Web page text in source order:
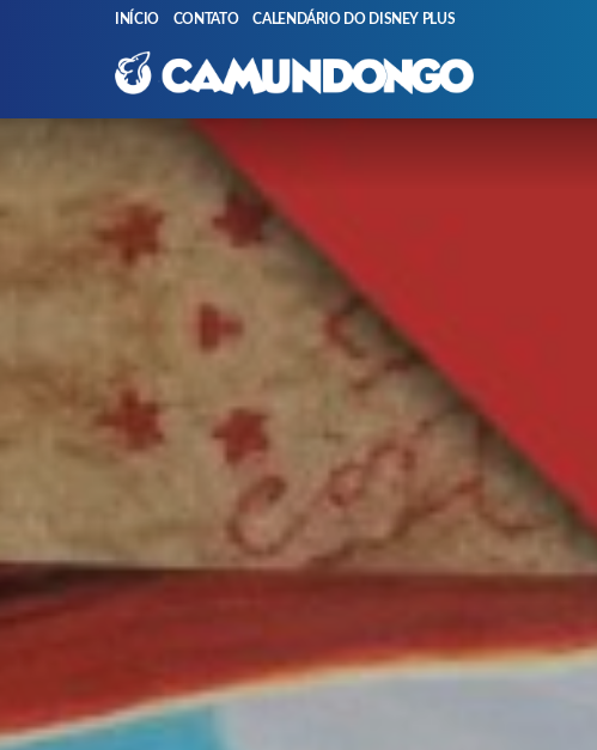
INÍCIO CONTATO CALENDÁRIO DO DISNEY PLUS